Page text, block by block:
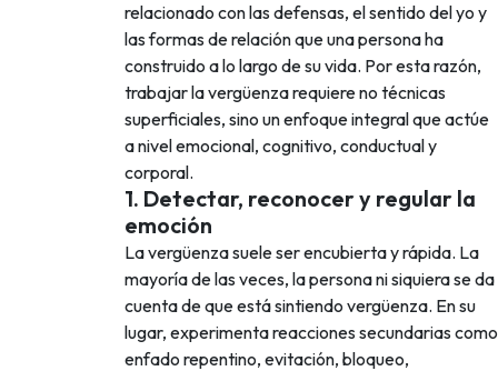
relacionado con las defensas, el sentido del yo y
las formas de relación que una persona ha
construido a lo largo de su vida. Por esta razón,
trabajar la vergüenza requiere no técnicas
superficiales, sino un enfoque integral que actúe
a nivel emocional, cognitivo, conductual y
corporal.
1. Detectar, reconocer y regular la
emoción
La vergüenza suele ser encubierta y rápida. La
mayoría de las veces, la persona ni siquiera se da
cuenta de que está sintiendo vergüenza. En su
lugar, experimenta reacciones secundarias como
enfado repentino, evitación, bloqueo,